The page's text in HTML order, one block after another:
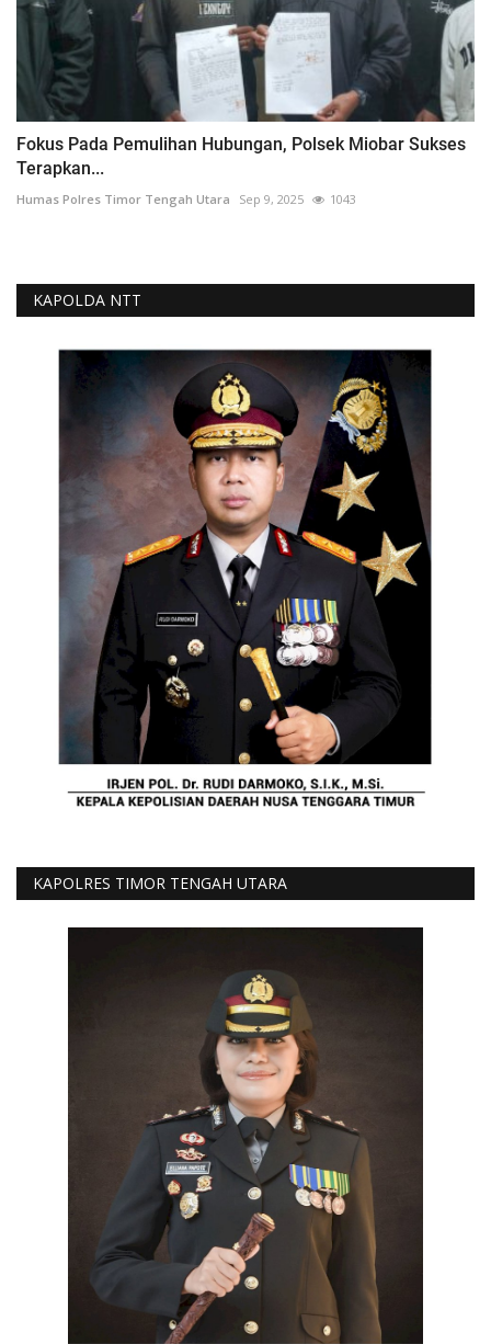
Fokus Pada Pemulihan Hubungan, Polsek Miobar Sukses
Terapkan...
Humas Polres Timor Tengah Utara Sep 9, 2025 1043
KAPOLDA NTT
KAPOLRES TIMOR TENGAH UTARA